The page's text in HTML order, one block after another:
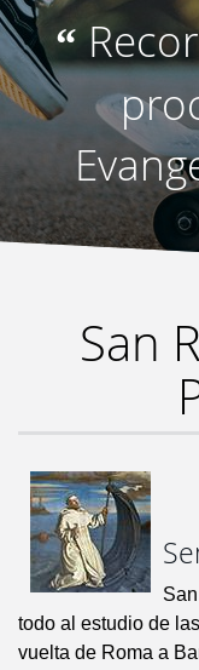
“
San
todo al estudio de
vuelta de Roma a